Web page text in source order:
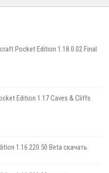
Pocket Edition 1.18.0.02 Final
Edition 1.17 Сaves & Cliffs
1.16.220.50 Beta скачать